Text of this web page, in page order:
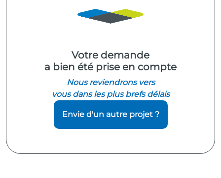
Votre demande
a bien été prise en compte
Nous reviendrons vers
vous dans les plus brefs délais
Envie d'un autre projet ?